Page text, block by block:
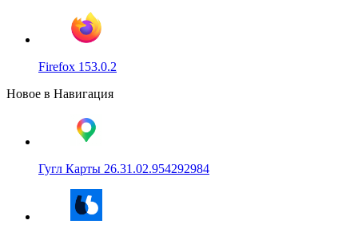
Firefox 153.0.2
Новое в Навигация
Гугл Карты 26.31.02.954292984